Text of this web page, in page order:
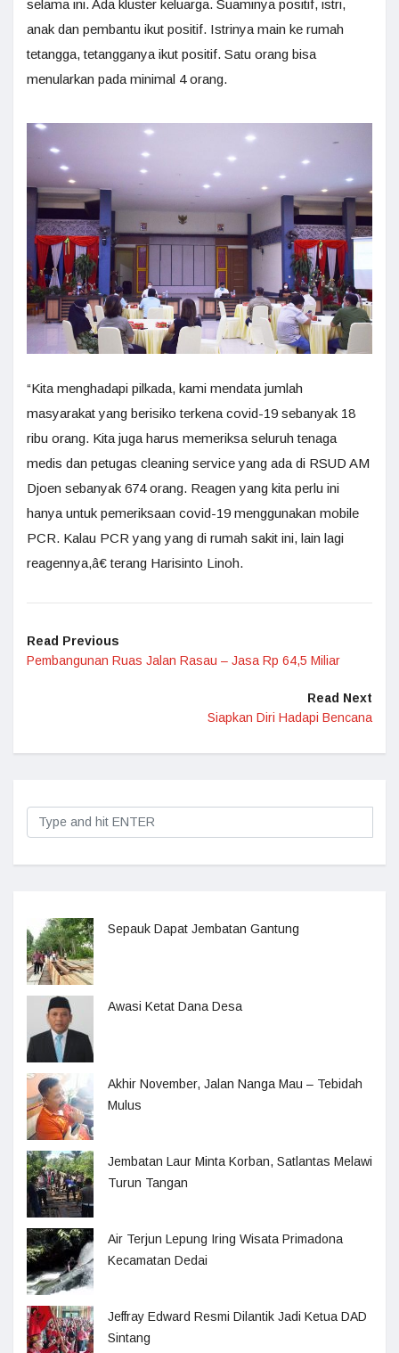
selama ini. Ada kluster keluarga. Suaminya positif, istri,
anak dan pembantu ikut positif. Istrinya main ke rumah
tetangga, tetangganya ikut positif. Satu orang bisa
menularkan pada minimal 4 orang.
“Kita menghadapi pilkada, kami mendata jumlah
masyarakat yang berisiko terkena covid-19 sebanyak 18
ribu orang. Kita juga harus memeriksa seluruh tenaga
medis dan petugas cleaning service yang ada di RSUD AM
Djoen sebanyak 674 orang. Reagen yang kita perlu ini
hanya untuk pemeriksaan covid-19 menggunakan mobile
PCR. Kalau PCR yang yang di rumah sakit ini, lain lagi
reagennya,â€ terang Harisinto Linoh.
Read Previous
Pembangunan Ruas Jalan Rasau – Jasa Rp 64,5 Miliar
Read Next
Siapkan Diri Hadapi Bencana
Sepauk Dapat Jembatan Gantung
Awasi Ketat Dana Desa
Akhir November, Jalan Nanga Mau – Tebidah
Mulus
Jembatan Laur Minta Korban, Satlantas Melawi
Turun Tangan
Air Terjun Lepung Iring Wisata Primadona
Kecamatan Dedai
Jeffray Edward Resmi Dilantik Jadi Ketua DAD
Sintang